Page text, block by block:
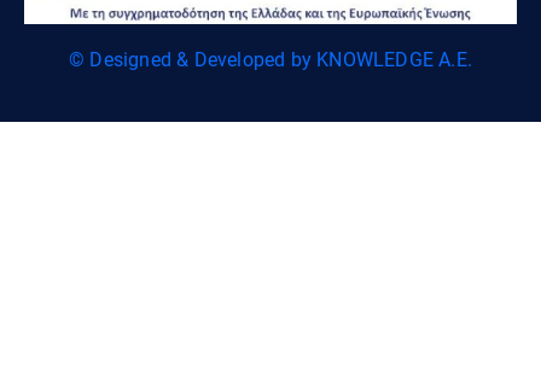
© Designed & Developed by KNOWLEDGE A.E.